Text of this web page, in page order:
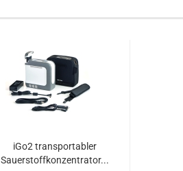
iGo2 transportabler
Sauerstoffkonzentrator...